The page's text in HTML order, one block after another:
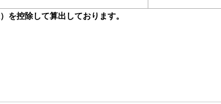
を控除して算出しております。